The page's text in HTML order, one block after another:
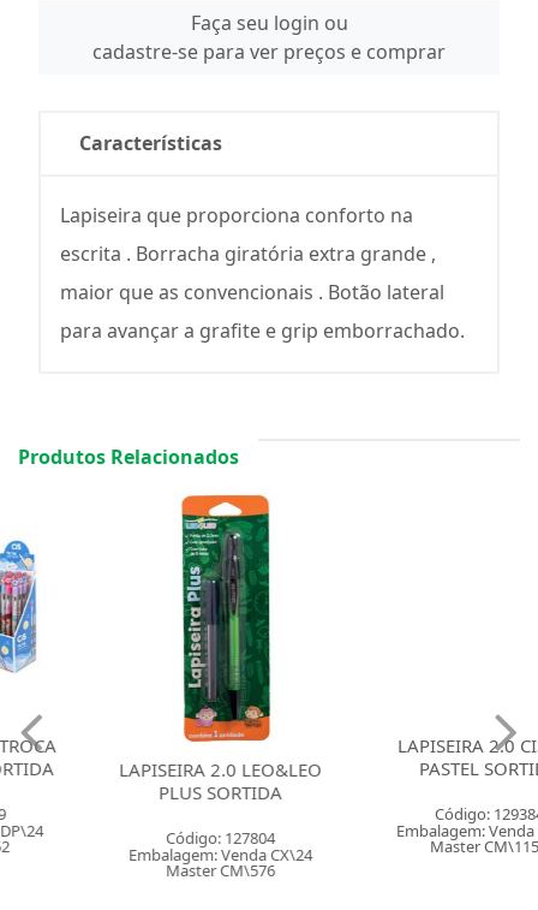
Faça seu login ou
cadastre-se para ver preços e comprar
Características
Lapiseira que proporciona conforto na
escrita . Borracha giratória extra grande ,
maior que as convencionais . Botão lateral
para avançar a grafite e grip emborrachado.
Produtos Relacionados
LAPISEIRA 2.0 LEO&LEO
PLUS SORTIDA
Código: 127804
Embalagem: Venda CX\24
Master CM\576
LAPISEIRA 2.0 CIS JOY
Código: 129384
Embalagem: Venda PO\24